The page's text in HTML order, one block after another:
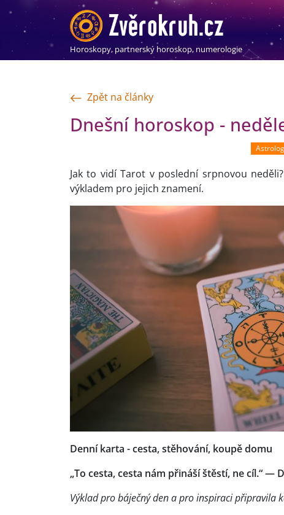
Horoskopy, partnerský horoskop, numerologie
Zpět na články
Dnešní horoskop -
Jak to vidí Tarot v poslední srpnovou
výkladem pro jejich znamení.
Denní karta - cesta, stěhování, koupě domu
„To cesta, cesta nám přináší štěstí, ne cíl.“ —
Výklad pro báječný den a pro inspiraci připravila